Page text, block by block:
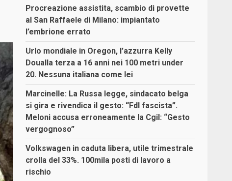
Procreazione assistita, scambio di provette
al San Raffaele di Milano: impiantato
l’embrione errato
Urlo mondiale in Oregon, l’azzurra Kelly
Doualla terza a 16 anni nei 100 metri under
20. Nessuna italiana come lei
Marcinelle: La Russa legge, sindacato belga
si gira e rivendica il gesto: “FdI fascista”.
Meloni accusa erroneamente la Cgil: “Gesto
vergognoso”
Volkswagen in caduta libera, utile trimestrale
crolla del 33%. 100mila posti di lavoro a
rischio